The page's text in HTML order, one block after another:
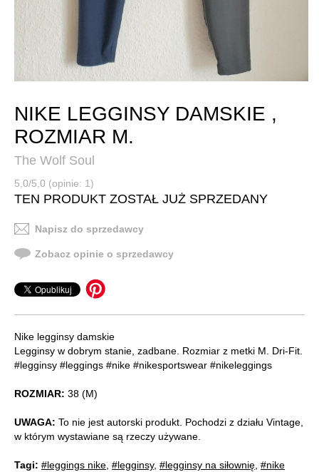
NIKE LEGGINSY DAMSKIE ,
ROZMIAR M.
The Wolf Soul
5,0/5,0 (opinie: 1)
TEN PRODUKT ZOSTAŁ JUŻ SPRZEDANY
Napisz do sprzedawcy
Zobacz opinie o sprzedawcy
Nike legginsy damskie
Legginsy w dobrym stanie, zadbane. Rozmiar z metki M. Dri-Fit.
#legginsy #leggings #nike #nikesportswear #nikeleggings
ROZMIAR: 38 (M)
UWAGA: To nie jest autorski produkt. Pochodzi z działu Vintage,
w którym wystawiane są rzeczy używane.
Tagi: #leggings nike #legginsy, #legginsy na siłownię #nike